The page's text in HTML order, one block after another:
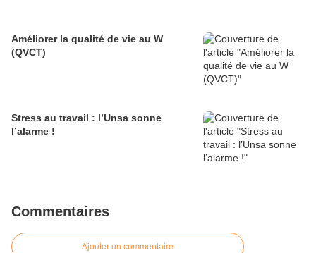
Améliorer la qualité de vie au W
(QVCT)
Stress au travail : l’Unsa sonne
l’alarme !
Commentaires
Ajouter un commentaire